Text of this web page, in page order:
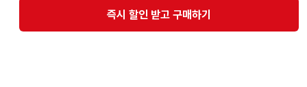
즉시 할인 받고 구매하기